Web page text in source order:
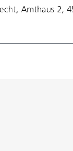
Amthaus 2,